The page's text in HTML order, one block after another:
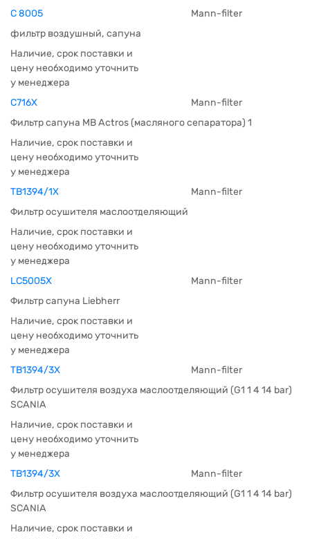
C 8005
Mann-filter
фильтр воздушный, сапуна
Наличие, срок поставки и
цену необходимо уточнить
у менеджера
C716X
Mann-filter
Фильтр сапуна MB Actros (масляного сепаратора) 1
Наличие, срок поставки и
цену необходимо уточнить
у менеджера
TB1394/1X
Mann-filter
Фильтр осушителя маслоотделяющий
Наличие, срок поставки и
цену необходимо уточнить
у менеджера
LC5005X
Mann-filter
Фильтр сапуна Liebherr
Наличие, срок поставки и
цену необходимо уточнить
у менеджера
TB1394/3X
Mann-filter
Фильтр осушителя воздуха маслоотделяющий (G1 1 4 14 bar)
SCANIA
Наличие, срок поставки и
цену необходимо уточнить
у менеджера
TB1394/3X
Mann-filter
Фильтр осушителя воздуха маслоотделяющий (G1 1 4 14 bar)
SCANIA
Наличие, срок поставки и